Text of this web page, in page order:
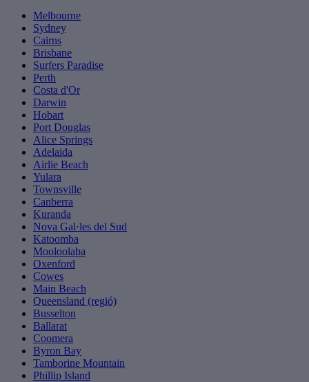
Melbourne
Sydney
Cairns
Brisbane
Surfers Paradise
Perth
Costa d'Or
Darwin
Hobart
Port Douglas
Alice Springs
Adelaida
Airlie Beach
Yulara
Townsville
Canberra
Kuranda
Nova Gal·les del Sud
Katoomba
Mooloolaba
Oxenford
Cowes
Main Beach
Queensland (regió)
Busselton
Ballarat
Coomera
Byron Bay
Tamborine Mountain
Phillip Island